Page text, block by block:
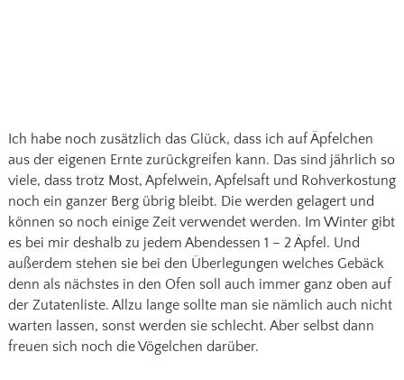
Ich habe noch zusätzlich das Glück, dass ich auf Äpfelchen
aus der eigenen Ernte zurückgreifen kann. Das sind jährlich so
viele, dass trotz Most, Apfelwein, Apfelsaft und Rohverkostung
noch ein ganzer Berg übrig bleibt. Die werden gelagert und
können so noch einige Zeit verwendet werden. Im Winter gibt
es bei mir deshalb zu jedem Abendessen 1 – 2 Äpfel. Und
außerdem stehen sie bei den Überlegungen welches Gebäck
denn als nächstes in den Ofen soll auch immer ganz oben auf
der Zutatenliste. Allzu lange sollte man sie nämlich auch nicht
warten lassen, sonst werden sie schlecht. Aber selbst dann
freuen sich noch die Vögelchen darüber.